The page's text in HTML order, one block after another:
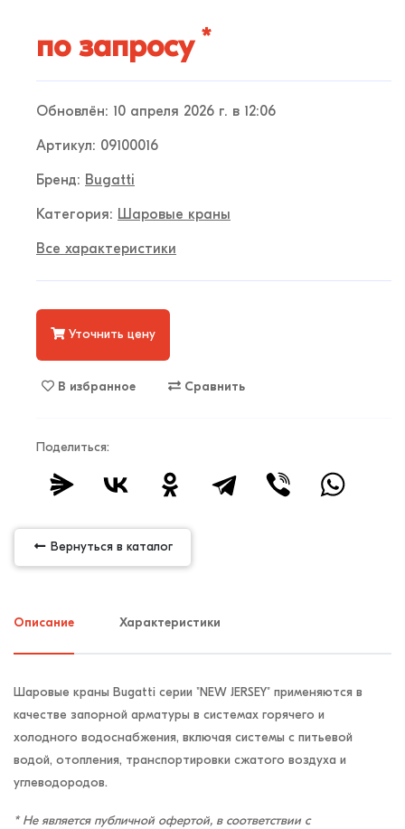
по запросу *
Обновлён: 10 апреля 2026 г. в 12:06
Артикул: 09100016
Бренд: Bugatti
Категория: Шаровые краны
Все характеристики
Уточнить цену
В избранное Сравнить
Поделиться:
Вернуться в каталог
Описание Характеристики
Шаровые краны Bugatti серии "NEW JERSEY" применяются в
качестве запорной арматуры в системах горячего и
холодного водоснабжения, включая системы с питьевой
водой, отопления, транспортировки сжатого воздуха и
углеводородов.
* Не является публичной офертой, в соответствии с